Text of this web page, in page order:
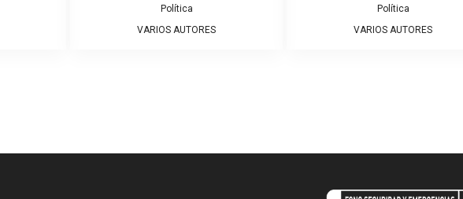
Política
VARIOS AUTORES
Política